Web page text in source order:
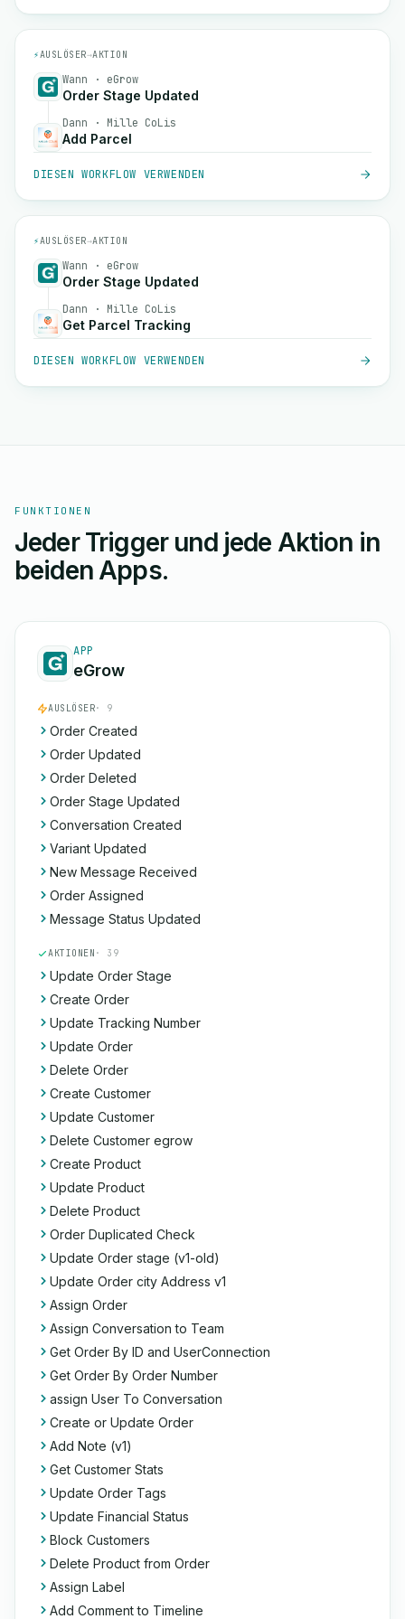
⚡AUSLÖSER→AKTION
Wann · eGrow
Order Stage Updated
Dann · Mille CoLis
Add Parcel
DIESEN WORKFLOW VERWENDEN
⚡AUSLÖSER→AKTION
Wann · eGrow
Order Stage Updated
Dann · Mille CoLis
Get Parcel Tracking
DIESEN WORKFLOW VERWENDEN
FUNKTIONEN
Jeder Trigger und jede Aktion in
beiden Apps.
APP
eGrow
AUSLÖSER· 9
Order Created
Order Updated
Order Deleted
Order Stage Updated
Conversation Created
Variant Updated
New Message Received
Order Assigned
Message Status Updated
AKTIONEN · 39
Update Order Stage
Create Order
Update Tracking Number
Update Order
Delete Order
Create Customer
Update Customer
Delete Customer egrow
Create Product
Update Product
Delete Product
Order Duplicated Check
Update Order stage (v1-old)
Update Order city Address v1
Assign Order
Assign Conversation to Team
Get Order By ID and UserConnection
Get Order By Order Number
assign User To Conversation
Create or Update Order
Add Note (v1)
Get Customer Stats
Update Order Tags
Update Financial Status
Block Customers
Delete Product from Order
Assign Label
Add Comment to Timeline